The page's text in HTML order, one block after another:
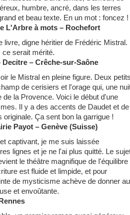
humbre, ancré, dans les terres
et beau texte. En un mot : foncez !
L'Arbre à mots – Rochefort
livre, digne héritier de Frédéric Mistral.
serait mérité.
– Crêche-sur-Saône
le Mistral en pleine figure. Deux
de cerisiers et l'orage qui, une
de la Provence. Voici le début d'une
Il y a des accents de Daudet et de
Ça sent bon la garrigue !
Payot – Genève (Suisse)
captivant, je me suis laissée
lignes et je ne l'ai plus quitté. Le
le théâtre magnifique de l'équilibre
est fluide et limpide, et pour
de mysticisme achève de donner au
et envoûtante.